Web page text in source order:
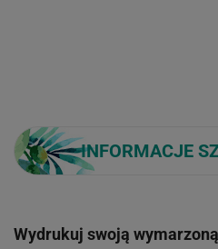
INFORMACJE
Wydrukuj swoją